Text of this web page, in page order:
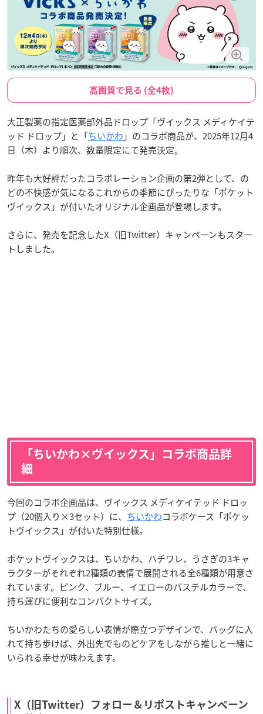
高画質で見る (全4枚)
大正製薬の指定医薬部外品ドロップ「ヴイックス メディケイテ
ッド ドロップ」と「ちいかわ 」のコラボ商品が、2025年12月4
日（木）より順次、数量限定にて発売決定。
昨年も大好評だったコラボレーション企画の第2弾として、の
どの不快感が気になるこれからの季節にぴったりな「ポケット
ヴイックス」が付いたオリジナル企画品が登場します。
さらに、発売を記念したX（旧Twitter）キャンペーンもスター
トしました。
「ちいかわ×ヴイックス」コラボ商品詳
細
今回のコラボ企画品は、ヴイックス メディケイテッド ドロッ
プ（20個入り×3セット）に、 ちいかわコラボケース「ポケッ
トヴイックス」が付いた特別仕様。
ポケットヴイックスは、ちいかわ、ハチワレ、うさぎの3キャ
ラクターがそれぞれ2種類の表情で展開される全6種類が用意さ
れています。ピンク、ブルー、イエローのパステルカラーで、
持ち運びに便利なコンパクトサイズ。
ちいかわたちの愛らしい表情が際立つデザインで、バッグに入
れて持ち歩けば、外出先でものどケアをしながら推しと一緒に
いられる幸せが味わえます。
X（旧Twitter）フォロー＆リポストキャンペーン